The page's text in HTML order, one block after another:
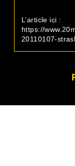
L’article ici :
https://
20110107-